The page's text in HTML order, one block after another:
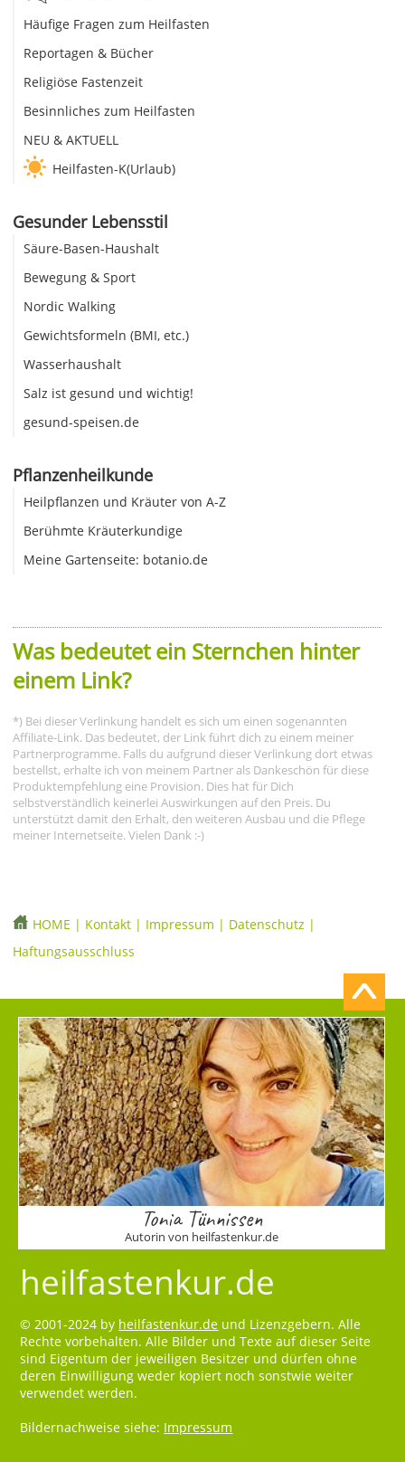
Häufige Fragen zum Heilfasten
Reportagen & Bücher
Religiöse Fastenzeit
Besinnliches zum Heilfasten
NEU & AKTUELL
Heilfasten-K(Urlaub)
Gesunder Lebensstil
Säure-Basen-Haushalt
Bewegung & Sport
Nordic Walking
Gewichtsformeln (BMI, etc.)
Wasserhaushalt
Salz ist gesund und wichtig!
gesund-speisen.de
Pflanzenheilkunde
Heilpflanzen und Kräuter von A-Z
Berühmte Kräuterkundige
Meine Gartenseite: botanio.de
Was bedeutet ein Sternchen hinter
einem Link?
*) Bei dieser Verlinkung handelt es sich um einen sogenannten
Affiliate-Link. Das bedeutet, der Link führt dich zu einem meiner
Partnerprogramme. Falls du aufgrund dieser Verlinkung dort etwas
bestellst, erhalte ich von meinem Partner als Dankeschön für diese
Produktempfehlung eine Provision. Dies hat für Dich
selbstverständlich keinerlei Auswirkungen auf den Preis. Du
unterstützt damit den Erhalt, den weiteren Ausbau und die Pflege
meiner Internetseite. Vielen Dank :-)
HOME | Kontakt | Impressum | Datenschutz |
Haftungsausschluss
Tonia Tünnissen
Autorin von heilfastenkur.de
heilfastenkur.de
© 2001-2024 by heilfastenkur.de und Lizenzgebern. Alle
Rechte vorbehalten. Alle Bilder und Texte auf dieser Seite
sind Eigentum der jeweiligen Besitzer und dürfen ohne
deren Einwilligung weder kopiert noch sonstwie weiter
verwendet werden.
Bildernachweise siehe: Impressum